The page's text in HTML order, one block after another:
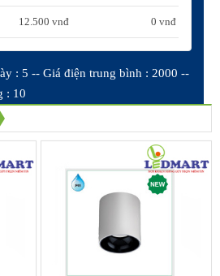
12.500 vnđ 0 vnđ
: 5 -- Giá điện trung bình : 2000 --
: 10